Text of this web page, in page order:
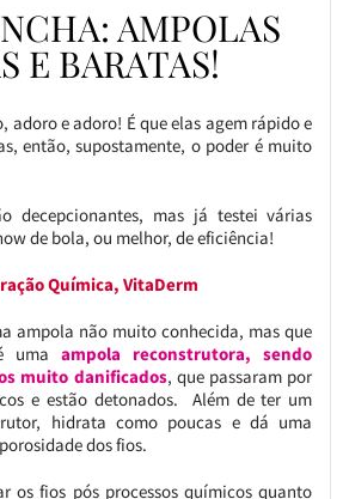
AMPOLAS
E BARATAS!
adoro e adoro! É que elas agem rápido e
então, supostamente, o poder é muito
decepcionantes, mas já testei várias
de bola, ou melhor, de eficiência!
Química, VitaDerm
ampola não muito conhecida, mas que
umaampola reconstrutora, sendo
muito danificados, que passaram por
e estão detonados. Além de ter um
hidrata como poucas e dá uma
dos fios.
os fios pós processos químicos quanto